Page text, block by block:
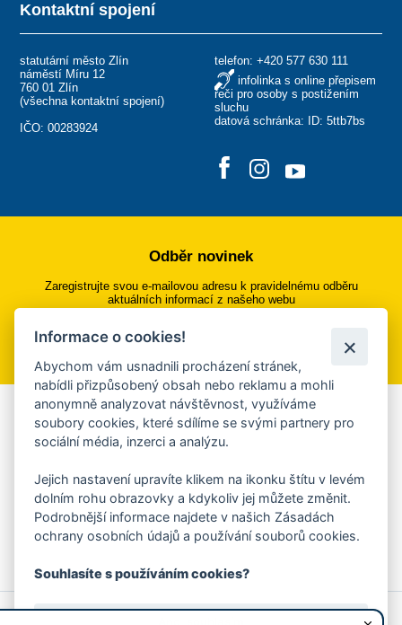
Kontaktní spojení
statutární město Zlín
náměstí Míru 12
760 01 Zlín
(všechna kontaktní spojení)
IČO: 00283924
telefon: +420 577 630 111
infolinka s online přepisem
řeči pro osoby s postižením
sluchu
datová schránka: ID: 5ttb7bs
Odběr novinek
Zaregistrujte svou e-mailovou adresu k pravidelnému odběru
aktuálních informací z našeho webu
Přihlásit se k odběru
Aplikace Mobilní rozhlas
Chcete dostávat do svého mobilu či mailu upozornění na
ankety, pozvánky na kulturní a sportovní akce?
Více informací o aplikaci
© 2026 Magistrát města Zlína
Prohlášení o používání cookies
Informace o cookies!
Abychom vám usnadnili procházení stránek,
nabídli přizpůsobený obsah nebo reklamu a mohli
anonymně analyzovat návštěvnost, využíváme
soubory cookies, které sdílíme se svými partnery pro
sociální média, inzerci a analýzu.
Jejich nastavení upravíte klikem na ikonku štítu v levém
dolním rohu obrazovky a kdykoliv jej můžete změnit.
Podrobnější informace najdete v našich Zásadách
ochrany osobních údajů a používání souborů cookies.
Souhlasíte s používáním cookies?